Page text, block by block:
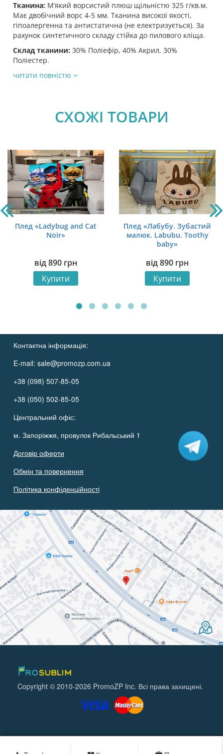
Тканина: М’який ворсистий плюш щільністю 325 г/кв.м.
Має двобічний ворс 4-5 мм. Тканина високої якості,
гіпоалергенна та антистатична (не електризується). За
рахунок синтетичного складу стійка до пилового кліща.
Склад тканини: 30% Поліефір, 40% Акрил, 30%
Поліестер.
читати повністю
СХОЖІ ТОВАРИ
Плед «Ladybug and Cat
Noir»
від890 грн
Купити
Плед «Лабубу. Зубастий
малюк. Labubu. Toothy
baby»
від890 грн
Купити
Контактна інформація:
E-mail: sale@promozp.com.ua
+38 (098) 507-85-05
+38 (050) 502-85-05
Центральний офіс:
м. Запоріжжя, провулок Рибальський 1
Договір оферти
Обмін та повернення
Політика конфіденційності
Copyright © 2010-2026 PromoZP Inc. Всі права захищені.